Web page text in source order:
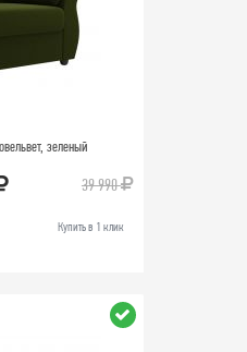
зеленый
39 990
Купить в 1 клик